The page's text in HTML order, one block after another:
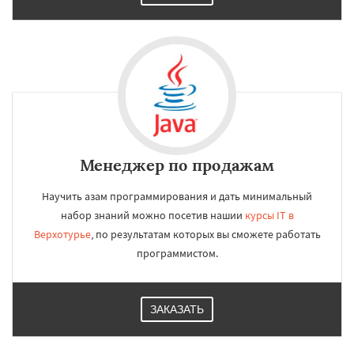
Менеджер по продажам
Научить азам программирования и дать минимальный
набор знаний можно посетив нашии курсы IT в
Верхотурье, по результатам которых вы сможете работать
программистом.
ЗАКАЗАТЬ